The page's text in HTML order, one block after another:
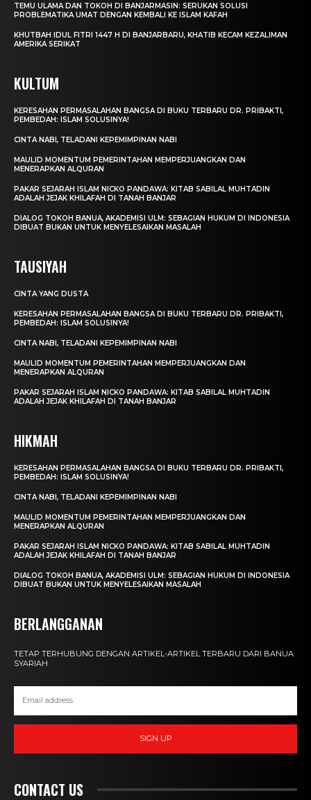
TEMU ULAMA DAN TOKOH DI BANJARMASIN: SERUKAN SOLUSI
PROBLEMATIKA UMAT DENGAN KEMBALI KE ISLAM KAFAH
KHUTBAH IDUL FITRI 1447 H DI BANJARBARU, KHATIB KECAM KEZALIMAN
AMERIKA SERIKAT
KULTUM
KERESAHAN PERMASALAHAN BANGSA DI BUKU TERBARU DR. PRIBAKTI,
PEMBEDAH: ISLAM SOLUSINYA!
CINTA NABI, TELADANI KEPEMIMPINAN NABI
MAULID MOMENTUM PEMERINTAHAN MEMPERJUANGKAN DAN
MENERAPKAN ALQURAN
PAKAR SEJARAH ISLAM NICKO PANDAWA: KITAB SABILAL MUHTADIN
ADALAH JEJAK KHILAFAH DI TANAH BANJAR
DIALOG TOKOH BANUA, AKADEMISI ULM: SEBAGIAN HUKUM DI INDONESIA
DIBUAT BUKAN UNTUK MENYELESAIKAN MASALAH
TAUSIYAH
CINTA YANG DUSTA
KERESAHAN PERMASALAHAN BANGSA DI BUKU TERBARU DR. PRIBAKTI,
PEMBEDAH: ISLAM SOLUSINYA!
CINTA NABI, TELADANI KEPEMIMPINAN NABI
MAULID MOMENTUM PEMERINTAHAN MEMPERJUANGKAN DAN
MENERAPKAN ALQURAN
PAKAR SEJARAH ISLAM NICKO PANDAWA: KITAB SABILAL MUHTADIN
ADALAH JEJAK KHILAFAH DI TANAH BANJAR
HIKMAH
KERESAHAN PERMASALAHAN BANGSA DI BUKU TERBARU DR. PRIBAKTI,
PEMBEDAH: ISLAM SOLUSINYA!
CINTA NABI, TELADANI KEPEMIMPINAN NABI
MAULID MOMENTUM PEMERINTAHAN MEMPERJUANGKAN DAN
MENERAPKAN ALQURAN
PAKAR SEJARAH ISLAM NICKO PANDAWA: KITAB SABILAL MUHTADIN
ADALAH JEJAK KHILAFAH DI TANAH BANJAR
DIALOG TOKOH BANUA, AKADEMISI ULM: SEBAGIAN HUKUM DI INDONESIA
DIBUAT BUKAN UNTUK MENYELESAIKAN MASALAH
BERLANGGANAN
TETAP TERHUBUNG DENGAN ARTIKEL-ARTIKEL TERBARU DARI BANUA
SYARIAH
SIGN UP
CONTACT US